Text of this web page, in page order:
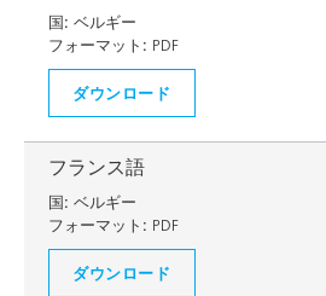
国: ベルギー
フォーマット: PDF
ダウンロード
フランス語
国: ベルギー
フォーマット: PDF
ダウンロード